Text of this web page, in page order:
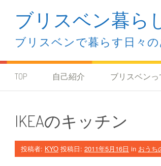
ブリスベン暮ら
ブリスベンで暮らす日々
TOP 自己紹介 ブリスベンっ
IKEAのキッチン
投稿者: KYO 投稿日: 2011年5月16日 in おうち